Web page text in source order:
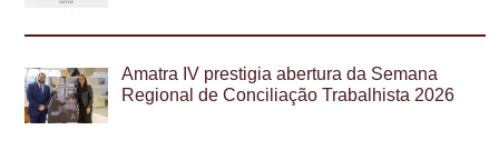
Amatra IV prestigia abertura da Semana
Regional de Conciliação Trabalhista 2026